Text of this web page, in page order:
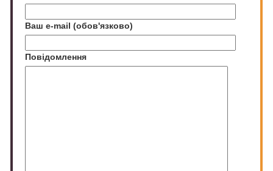
Ваш e-mail (обов'язково)
Повідомлення